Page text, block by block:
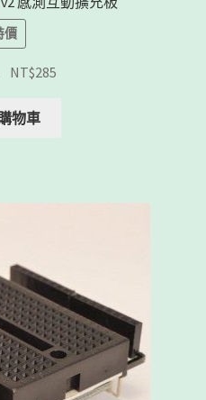
價
NT$285
物車